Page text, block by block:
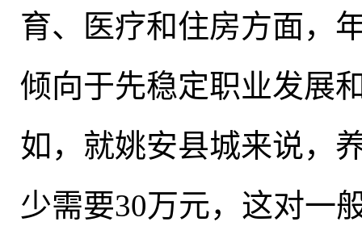
育、医疗和住房方面，
倾向于先稳定职业发展
如，就姚安县城来说，
少需要30万元， 这对一